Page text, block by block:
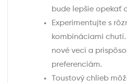
bude lepšie opekať
Experimentujte s
kombináciami
nové veci a
preferenciám.
Toustový chlieb